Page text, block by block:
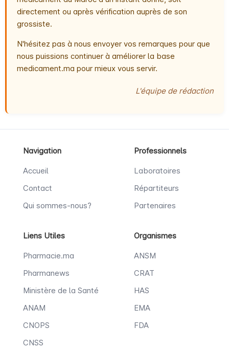
directement ou après vérification auprès de son
grossiste.
N'hésitez pas à nous envoyer vos remarques pour que
nous puissions continuer à améliorer la base
medicament.ma pour mieux vous servir.
L'équipe de rédaction
Navigation
Accueil
Contact
Qui sommes-nous?
Professionnels
Laboratoires
Répartiteurs
Partenaires
Liens Utiles
Pharmacie.ma
Pharmanews
Ministère de la Santé
ANAM
CNOPS
CNSS
Organismes
ANSM
CRAT
HAS
EMA
FDA